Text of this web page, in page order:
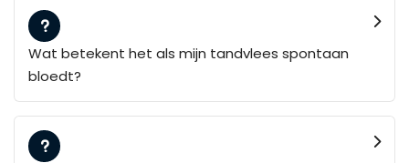
Wat betekent het als mijn tandvlees spontaan
bloedt?